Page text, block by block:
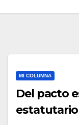
MI COLUMNA
Del pacto
estatutario